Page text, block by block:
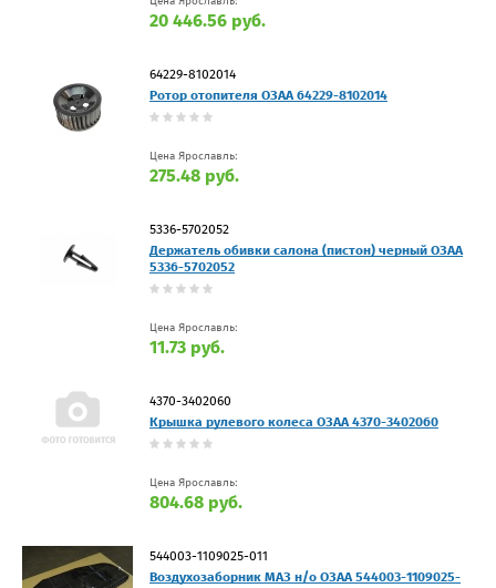
20 446.56 руб.
64229-8102014
Ротор отопителя ОЗАА 64229-8102014
Цена Ярославль:
275.48 руб.
5336-5702052
Держатель обивки салона (пистон) черный ОЗАА
5336-5702052
Цена Ярославль:
11.73 руб.
4370-3402060
Крышка рулевого колеса ОЗАА 4370-3402060
Цена Ярославль:
804.68 руб.
544003-1109025-011
Воздухозаборник МАЗ н/о ОЗАА 544003-1109025-